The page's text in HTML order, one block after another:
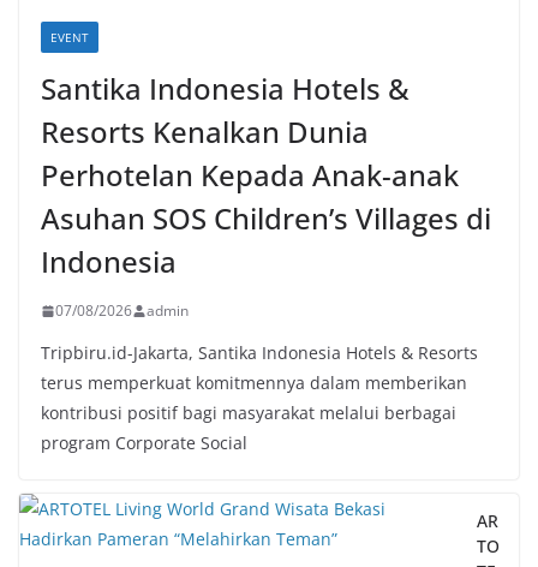
EVENT
Santika Indonesia Hotels &
Resorts Kenalkan Dunia
Perhotelan Kepada Anak-anak
Asuhan SOS Children’s Villages di
Indonesia
07/08/2026 admin
Tripbiru.id-Jakarta, Santika Indonesia Hotels & Resorts
terus memperkuat komitmennya dalam memberikan
kontribusi positif bagi masyarakat melalui berbagai
program Corporate Social
AR
TO